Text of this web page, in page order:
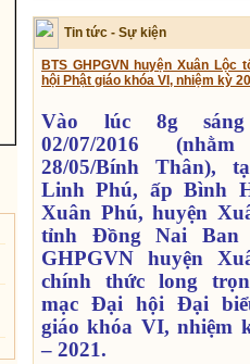
Phước báu hay phước
với Tây Phương thì chỉ
chứ không có chuyện
với lối suy nghĩ và
Người Việt Nam ta ai
và rất sợ
vô phúc.
Sự thương-ghét của
Không hiểu con người
nằm trong bụng mẹ thì
Tin tức - Sự kiện
BTS GHPGVN huyện Xuân Lộc
hội Phật giáo khóa VI, nhiệm kỳ
Vào lúc 8g
02/07/2016
28/05/Bính Thân),
Linh Phú, ấp Bình
Xuân Phú, huyện
tỉnh Đồng Nai Ban
GHPGVN huyện
chính thức long
mạc Đại hội Đại
giáo khóa VI, nhiệm
– 2021.